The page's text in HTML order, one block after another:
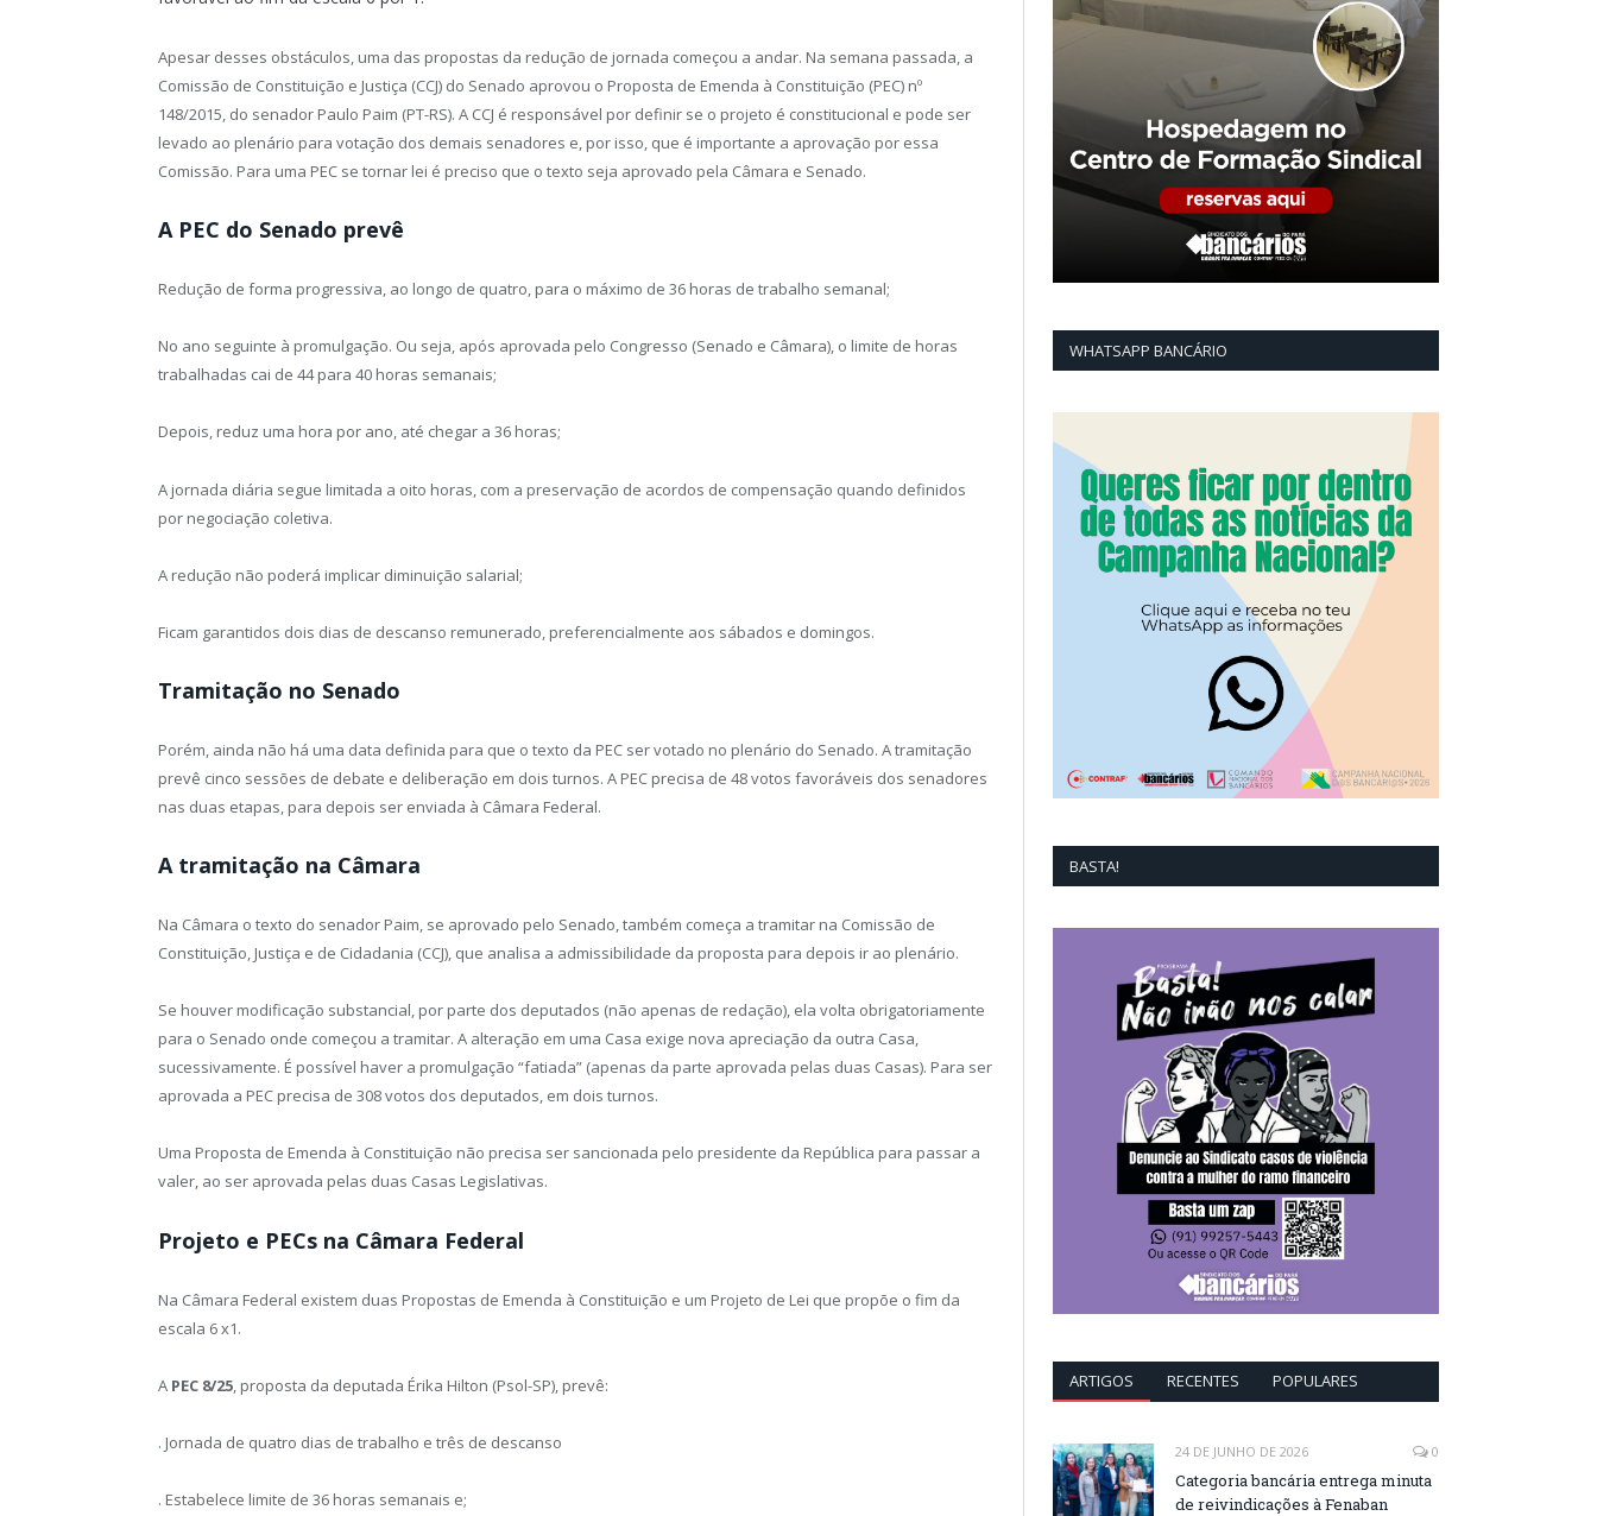
Apesar desses obstáculos, uma das propostas da redução de jornada começou a andar. Na semana passada, a
Comissão de Constituição e Justiça (CCJ) do Senado aprovou o Proposta de Emenda à Constituição (PEC) nº
148/2015, do senador Paulo Paim (PT-RS). A CCJ é responsável por definir se o projeto é constitucional e pode ser
levado ao plenário para votação dos demais senadores e, por isso, que é importante a aprovação por essa
Comissão. Para uma PEC se tornar lei é preciso que o texto seja aprovado pela Câmara e Senado.
A PEC do Senado prevê
Redução de forma progressiva, ao longo de quatro, para o máximo de 36 horas de trabalho semanal;
No ano seguinte à promulgação. Ou seja, após aprovada pelo Congresso (Senado e Câmara), o limite de horas
trabalhadas cai de 44 para 40 horas semanais;
Depois, reduz uma hora por ano, até chegar a 36 horas;
A jornada diária segue limitada a oito horas, com a preservação de acordos de compensação quando definidos
por negociação coletiva.
A redução não poderá implicar diminuição salarial;
Ficam garantidos dois dias de descanso remunerado, preferencialmente aos sábados e domingos.
Tramitação no Senado
Porém, ainda não há uma data definida para que o texto da PEC ser votado no plenário do Senado. A tramitação
prevê cinco sessões de debate e deliberação em dois turnos. A PEC precisa de 48 votos favoráveis dos senadores
nas duas etapas, para depois ser enviada à Câmara Federal.
A tramitação na Câmara
Na Câmara o texto do senador Paim, se aprovado pelo Senado, também começa a tramitar na Comissão de
Constituição, Justiça e de Cidadania (CCJ), que analisa a admissibilidade da proposta para depois ir ao plenário.
Se houver modificação substancial, por parte dos deputados (não apenas de redação), ela volta obrigatoriamente
para o Senado onde começou a tramitar. A alteração em uma Casa exige nova apreciação da outra Casa,
sucessivamente. É possível haver a promulgação “fatiada” (apenas da parte aprovada pelas duas Casas). Para ser
aprovada a PEC precisa de 308 votos dos deputados, em dois turnos.
Uma Proposta de Emenda à Constituição não precisa ser sancionada pelo presidente da República para passar a
valer, ao ser aprovada pelas duas Casas Legislativas.
Projeto e PECs na Câmara Federal
Na Câmara Federal existem duas Propostas de Emenda à Constituição e um Projeto de Lei que propõe o fim da
escala 6 x1.
A PEC 8/25, proposta da deputada Érika Hilton (Psol-SP), prevê:
. Jornada de quatro dias de trabalho e três de descanso
. Estabelece limite de 36 horas semanais e;
WHATSAPP BANCÁRIO
BASTA!
ARTIGOS RECENTES POPULARES
24 DE JUNHO DE 2026 0
Categoria bancária entrega minuta
de reivindicações à Fenaban